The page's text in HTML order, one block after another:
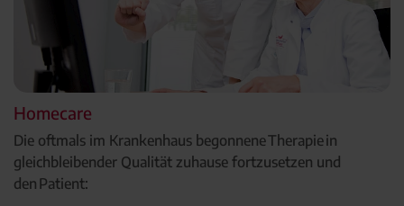
Homecare
Die oftmals im Krankenhaus begonnene Therapie in
gleichbleibender Qualität zuhause fortzusetzen und
den Patient: